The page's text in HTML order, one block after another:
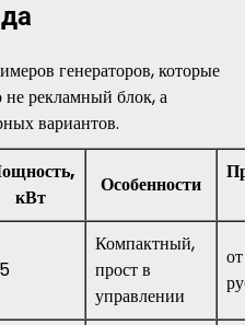
генераторов, которые
рекламный блок, а
вариантов.
кВт
Особенности
Компактный,
прост в
управлении